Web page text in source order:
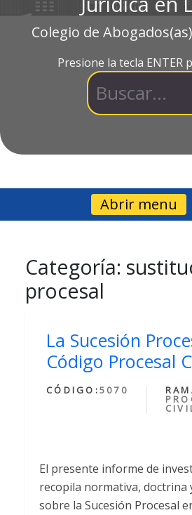
Colegio de
Presione la tecla ENTER
Abrir menu
Categoría:
procesal
La Sucesión
Código Procesal
CÓDIGO:5070
El presente informe de
recopila normativa, doctrina
sobre la Sucesión Procesal